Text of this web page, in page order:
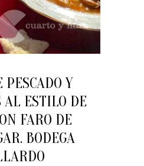
PESCADO Y
AL ESTILO DE
FARO DE
BODEGA